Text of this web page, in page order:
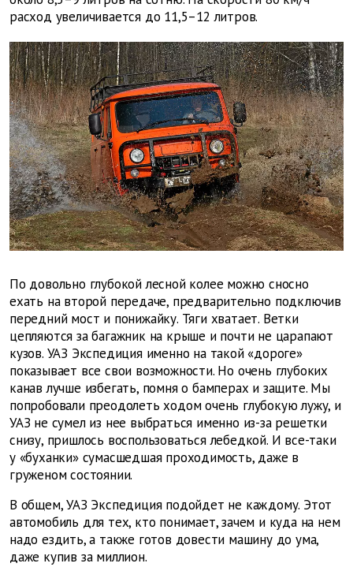
расход увеличивается до 11,5–12 литров.
По довольно глубокой лесной колее можно сносно
ехать на второй передаче, предварительно подключив
передний мост и понижайку. Тяги хватает. Ветки
цепляются за багажник на крыше и почти не царапают
кузов. УАЗ Экспедиция именно на такой «дороге»
показывает все свои возможности. Но очень глубоких
канав лучше избегать, помня о бамперах и защите. Мы
попробовали преодолеть ходом очень глубокую лужу, и
УАЗ не сумел из нее выбраться именно из-за решетки
снизу, пришлось воспользоваться лебедкой. И все-таки
у «буханки» сумасшедшая проходимость, даже в
груженом состоянии.
В общем, УАЗ Экспедиция подойдет не каждому. Этот
автомобиль для тех, кто понимает, зачем и куда на нем
надо ездить, а также готов довести машину до ума,
даже купив за миллион.